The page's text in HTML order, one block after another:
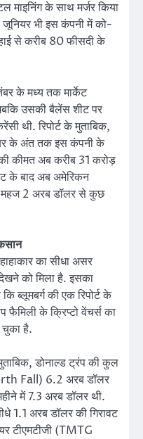
माइनिंग के साथ मर्जर किया
जूनियर भी इस कंपनी में को-
से करीब 80 फीसदी के
के मध्य तक मार्केट
उसकी बैलेंस शीट पर
थी. रिपोर्ट के मुताबिक,
के अंत तक इस कंपनी के
कीमत अब करीब 31 करोड़
के बाद अब अमेरिकन
महज 2 अरब डॉलर से कुछ
का सीधा असर
को मिला है. इसका
ब्लूमबर्ग की एक रिपोर्ट के
के क्रिप्टो वेंचर्स का
चुका है.
मुताबिक, डोनाल्ड ट्रंप की कुल
Fall) 6.2 अरब डॉलर
में 7.3 अरब डॉलर थी.
1.1 अरब डॉलर की गिरावट
टीएमटीजी (TMTG